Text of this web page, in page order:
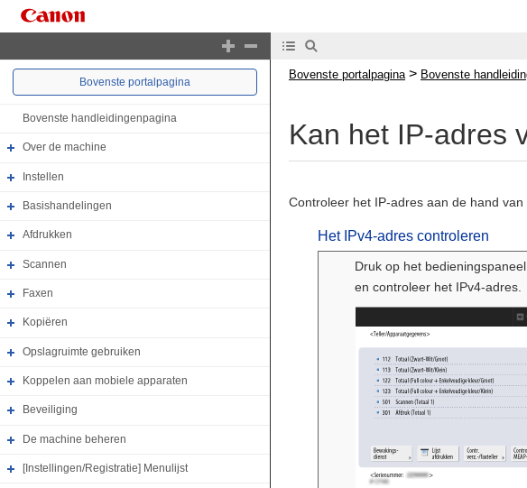
Bovenste portalpagina
Bovenste handleidingenpagina
Over de machine
Instellen
Basishandelingen
Afdrukken
Scannen
Faxen
Kopiëren
Opslagruimte gebruiken
Koppelen aan mobiele apparaten
Beveiliging
De machine beheren
[Instellingen/Registratie] Menulijst
Bovenste portalpagina > Bovenste
Kan het IP-adres
Controleer het IP-adres aan de hand
Het IPv4-adres controleren
Druk op het
en controleer het IPv4-adres.